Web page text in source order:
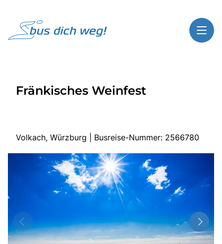
Highlights
Busreisen
Über Bus dich weg!
Radio
Fränkisches Weinfest
Volkach, Würzburg | Busreise-Nummer: 2566780